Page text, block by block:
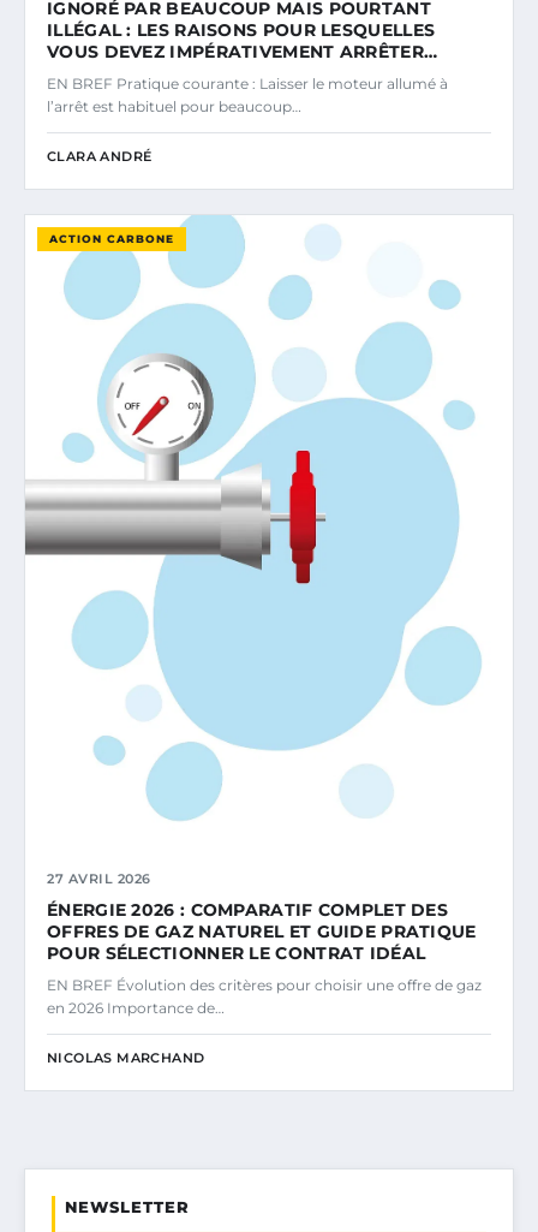
IGNORÉ PAR BEAUCOUP MAIS POURTANT
ILLÉGAL : LES RAISONS POUR LESQUELLES
VOUS DEVEZ IMPÉRATIVEMENT ARRÊTER…
EN BREF Pratique courante : Laisser le moteur allumé à
l’arrêt est habituel pour beaucoup…
CLARA ANDRÉ
ACTION CARBONE
27 AVRIL 2026
ÉNERGIE 2026 : COMPARATIF COMPLET DES
OFFRES DE GAZ NATUREL ET GUIDE PRATIQUE
POUR SÉLECTIONNER LE CONTRAT IDÉAL
EN BREF Évolution des critères pour choisir une offre de gaz
en 2026 Importance de…
NICOLAS MARCHAND
NEWSLETTER